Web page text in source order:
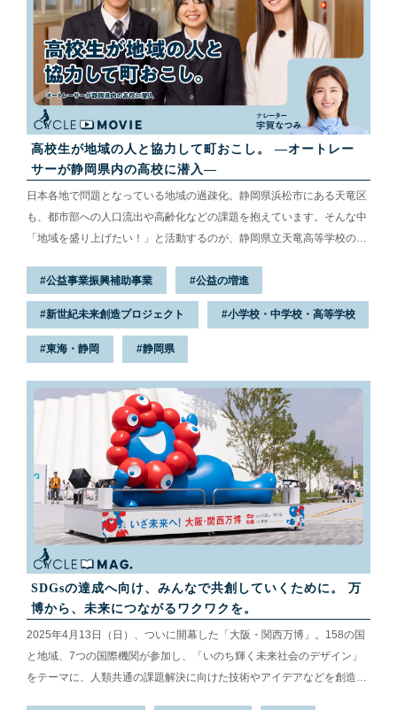
高校生が地域の人と協力して町おこし。 ―オートレー
サーが静岡県内の高校に潜入―
日本各地で問題となっている地域の過疎化。静岡県浜松市にある天竜区
も、都市部への人口流出や高齢化などの課題を抱えています。そんな中
「地域を盛り上げたい！」と活動するのが、静岡県立天竜高等学校の生
まな町おこしを繰り広げています。この活動には競輪とオートレースの
補助事業が活用されており、「高校生のみなさんがどんなことに取り組
んでいるかを知りたい」と、オートレーサーの北市唯選手が天竜高等学
校の校舎を訪れました。
公益事業振興補助事業 公益の増進
新世紀未来創造プロジェクト 小学校・中学校・高等学校
東海・静岡 静岡県
SDGsの達成へ向け、みんなで共創していくために。 万
博から、未来につながるワクワクを。
2025年4月13日（日）、ついに開幕した「大阪・関西万博」。158の国
と地域、7つの国際機関が参加し、「いのち輝く未来社会のデザイン」
をテーマに、人類共通の課題解決に向けた技術やアイデアなどを創造・